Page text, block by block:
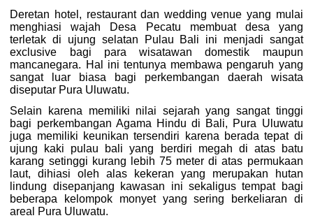
Deretan hotel, restaurant dan wedding venue yang mulai
menghiasi wajah Desa Pecatu membuat desa yang
terletak di ujung selatan Pulau Bali ini menjadi sangat
exclusive bagi para wisatawan domestik maupun
mancanegara. Hal ini tentunya membawa pengaruh yang
sangat luar biasa bagi perkembangan daerah wisata
diseputar Pura Uluwatu.
Selain karena memiliki nilai sejarah yang sangat tinggi
bagi perkembangan Agama Hindu di Bali, Pura Uluwatu
juga memiliki keunikan tersendiri karena berada tepat di
ujung kaki pulau bali yang berdiri megah di atas batu
karang setinggi kurang lebih 75 meter di atas permukaan
laut, dihiasi oleh alas kekeran yang merupakan hutan
lindung disepanjang kawasan ini sekaligus tempat bagi
beberapa kelompok monyet yang sering berkeliaran di
areal Pura Uluwatu.